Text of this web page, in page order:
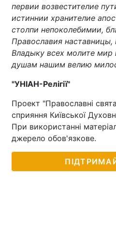
первии возвестителие
истиннии хранителие
столпи непоколебимии,
Православия
Владыку всех молите мир
душам нашим велию
"УНІАН-Релігії"
Проект "Православні
сприяння Київської
При використанні
джерело обов'язкове.